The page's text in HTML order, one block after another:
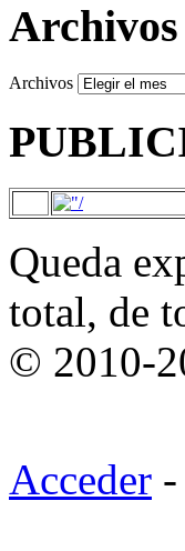
Archivos
Archivos
Queda
total, de
© 2010-
Acceder